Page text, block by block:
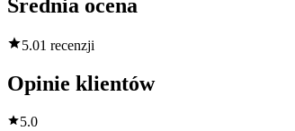
Średnia ocena
5.01 recenzji
Opinie klientów
5.0